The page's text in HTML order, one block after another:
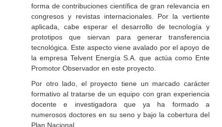
forma de contribuciones científica de gran relevancia en
congresos y revistas internacionales. Por la vertiente
aplicada, cabe esperar el desarrollo de tecnología y
prototipos que siervan para generar transferencia
tecnológica. Este aspecto viene avalado por el apoyo de
la empresa Telvent Energía S.A. que actúa como Ente
Promotor Observador en este proyecto.
Por otro lado, el proyecto tiene un marcado carácter
formativo al tratarse de un equipo con gran experiencia
docente e investigadora que ya ha formado a
numerosos doctores en su seno y bajo la cobertura del
Plan Nacional.